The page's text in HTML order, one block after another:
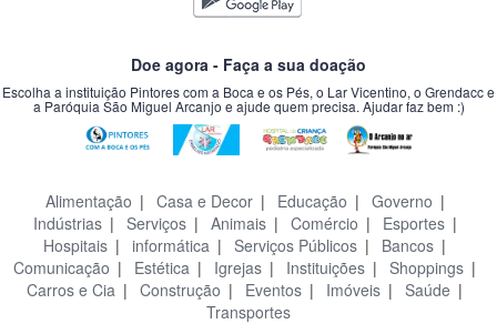
Doe agora - Faça a sua doação
Escolha a instituição Pintores com a Boca e os Pés, o Lar Vicentino, o Grendacc e
a Paróquia São Miguel Arcanjo e ajude quem precisa. Ajudar faz bem :)
Alimentação | Casa e Decor| Educação | Governo |
Indústrias| Serviços| Animais| Comércio | Esportes|
Hospitais | informática | Serviços Públicos | Bancos |
Comunicação | Estética | Igrejas | Instituições | Shoppings |
Carros e Cia | Construção | Eventos | Imóveis | Saúde |
Transportes